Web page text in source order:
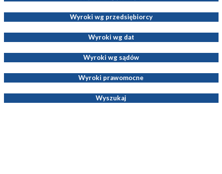
Wyroki wg przedsiębiorcy
Wyroki wg dat
Wyroki wg sądów
Wyroki prawomocne
Wyszukaj